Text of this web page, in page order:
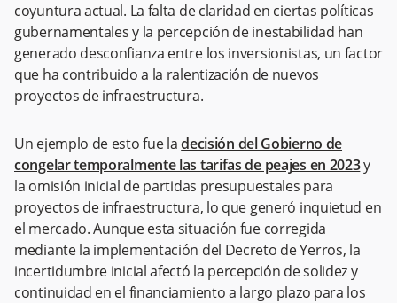
coyuntura actual. La falta de claridad en ciertas políticas
gubernamentales y la percepción de inestabilidad han
generado desconfianza entre los inversionistas, un factor
que ha contribuido a la ralentización de nuevos
proyectos de infraestructura.
Un ejemplo de esto fue ladecisión del Gobierno de
congelar temporalmente las tarifas de peajes en 2023y
la omisión inicial de partidas presupuestales para
proyectos de infraestructura, lo que generó inquietud en
el mercado. Aunque esta situación fue corregida
mediante la implementación del Decreto de Yerros, la
incertidumbre inicial afectó la percepción de solidez y
continuidad en el financiamiento a largo plazo para los